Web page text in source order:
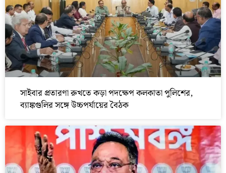
সাইবার প্রতারণা রুখতে কড়া পদক্ষেপ কলকাতা পুলিশের,
ব্যাঙ্কগুলির সঙ্গে উচ্চপর্যায়ের বৈঠক